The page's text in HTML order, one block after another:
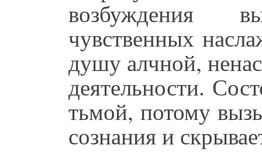
возбуждения
чувственных
душу алчной,
деятельности.
тьмой, потому
сознания и